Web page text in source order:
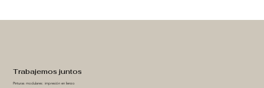
Pinturas modulares: impresión en lienzo
Trabajemos juntos